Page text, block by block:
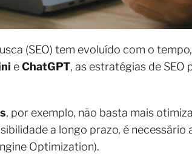
(SEO) tem evoluído com o
eChatGPT, as estratégias de
, por exemplo, não basta mais
a longo prazo, é
Optimization).